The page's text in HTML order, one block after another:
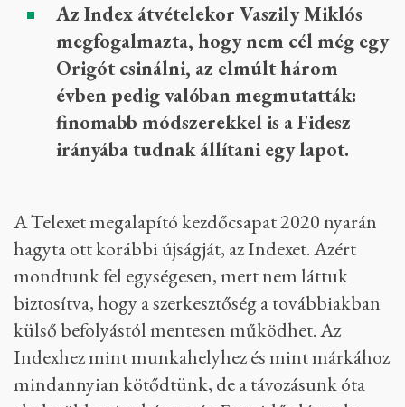
Az Index átvételekor Vaszily Miklós
megfogalmazta, hogy nem cél még egy
Origót csinálni, az elmúlt három
évben pedig valóban megmutatták:
finomabb módszerekkel is a Fidesz
irányába tudnak állítani egy lapot.
A Telexet megalapító kezdőcsapat 2020 nyarán
hagyta ott korábbi újságját, az Indexet. Azért
mondtunk fel egységesen, mert nem láttuk
biztosítva, hogy a szerkesztőség a továbbiakban
külső befolyástól mentesen működhet. Az
Indexhez mint munkahelyhez és mint márkához
mindannyian kötődtünk, de a távozásunk óta